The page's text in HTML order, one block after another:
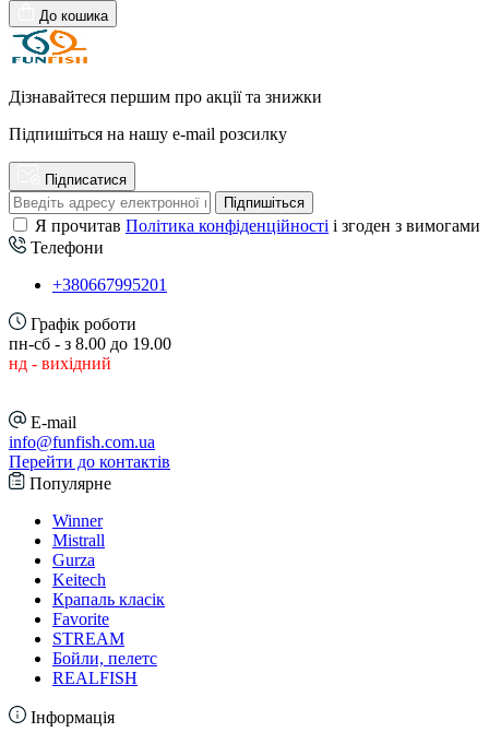
До кошика
Дізнавайтеся першим про акції та знижки
Підпишіться на нашу e-mail розсилку
Підписатися
Підпишіться
Я прочитав Політика конфіденційності і згоден з вимогами
Телефони
+380667995201
Графік роботи
пн-сб - з 8.00 до 19.00
нд - вихідний
E-mail
info@funfish.com.ua
Перейти до контактів
Популярне
Winner
Mistrall
Gurza
Keitech
Крапаль класік
Favorite
STREAM
Бойли, пелетс
REALFISH
Інформація